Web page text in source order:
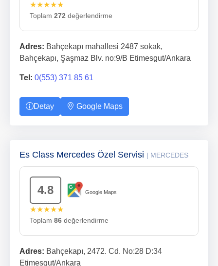
★★★★★
Toplam 272 değerlendirme
Adres: Bahçekapı mahallesi 2487 sokak,
Bahçekapı, Şaşmaz Blv. no:9/B Etimesgut/Ankara
Tel: 0(553) 371 85 61
Detay Google Maps
Es Class Mercedes Özel Servisi | MERCEDES
4.8 Google Maps
★★★★★
Toplam 86 değerlendirme
Adres: Bahçekapı, 2472. Cd. No:28 D:34
Etimesgut/Ankara